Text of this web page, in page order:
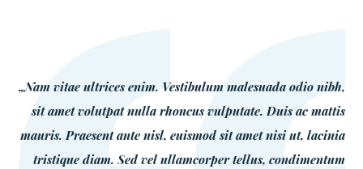
„Nam vitae ultrices enim. Vestibulum malesuada odio nibh,
sit amet volutpat nulla rhoncus vulputate. Duis ac mattis
mauris. Praesent ante nisl, euismod sit amet nisi ut, lacinia
tristique diam. Sed vel ullamcorper tellus, condimentum